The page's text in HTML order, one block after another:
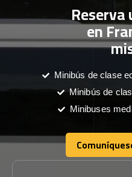
Reserva
en
Minibús de clase
Minibús de
Minibuses